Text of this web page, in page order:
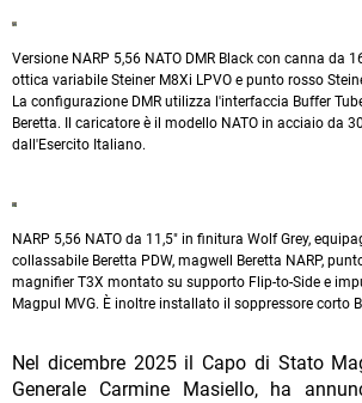
Versione NARP 5,56 NATO DMR Black con canna da
ottica variabile Steiner M8Xi LPVO e punto rosso
La configurazione DMR utilizza l'interfaccia Buffer
Beretta. Il caricatore è il modello NATO in acciaio da
dall'Esercito Italiano.
NARP 5,56 NATO da 11,5" in finitura Wolf Grey,
collassabile Beretta PDW, magwell Beretta NARP,
magnifier T3X montato su supporto Flip-to-Side e
Magpul MVG. È inoltre installato il soppressore corto
Nel dicembre 2025 il Capo di Stato
Generale Carmine Masiello, ha